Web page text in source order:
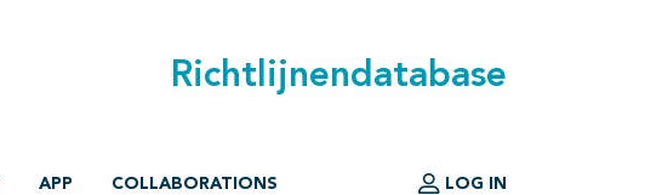
Richtlijnendatabase
APP COLLABORATIONS LOG IN